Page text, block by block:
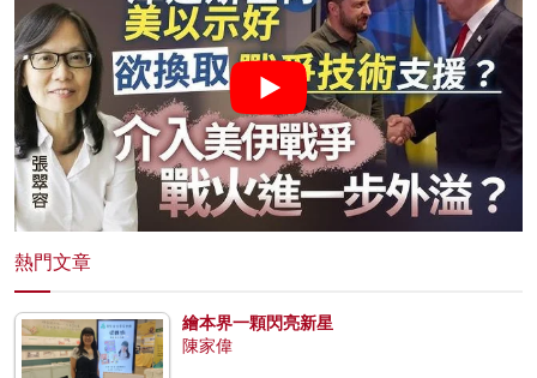
熱門文章
繪本界一顆閃亮新星
陳家偉